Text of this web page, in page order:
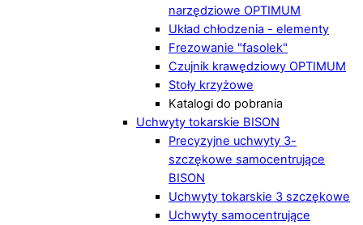
narzędziowe OPTIMUM
Układ chłodzenia - elementy
Frezowanie "fasolek"
Czujnik krawędziowy OPTIMUM
Stoły krzyżowe
Katalogi do pobrania
Uchwyty tokarskie BISON
Precyzyjne uchwyty 3-
szczękowe samocentrujące
BISON
Uchwyty tokarskie 3 szczękowe
Uchwyty samocentrujące